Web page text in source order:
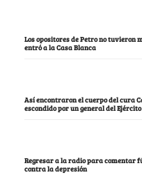
Los opositores de Petro no tuvieron
entró a la Casa Blanca
Así encontraron el cuerpo del cura
escondido por un general del Ejército
Regresar a la radio para comentar
contra la depresión